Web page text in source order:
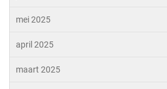
mei 2025
april 2025
maart 2025